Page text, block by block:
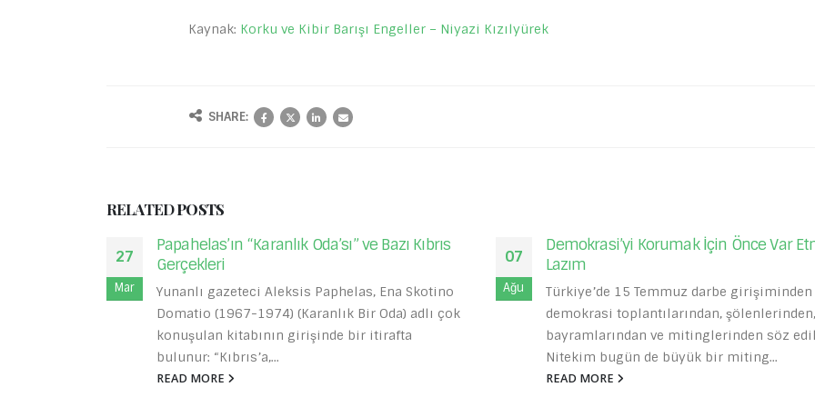
Kaynak: Korku ve Kibir Barışı Engeller – Niyazi Kızılyürek
SHARE:
RELATEDPOSTS
07
Ağu
Demokrasi’yi Korumak İçin Önce Var Etmek
Lazım
Türkiye’de 15 Temmuz darbe girişiminden beri
demokrasi toplantılarından, şölenlerinden,
bayramlarından ve mitinglerinden söz ediliyor.
Nitekim bugün de büyük bir miting...
READ MORE
30
Ağu
Cumhuriyet Çocuklarıyız Biz!
Cumhuriyet çocuklarıyız biz. Dünyaya
cumhuriyetle birlikte geldik. Bu yüzden
bir kuşak olarak görülüyorduk. Biz
doğduğumuzda kibirli sömürgeciler çekip
gitmişti....
READ MORE